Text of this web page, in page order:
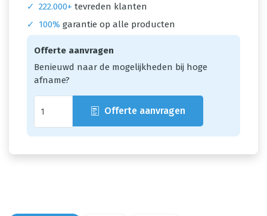
✓ 222.000+ tevreden klanten
✓
100% garantie op alle producten
Offerte aanvragen
Benieuwd naar de mogelijkheden bij hoge
afname?
Offerte aanvragen